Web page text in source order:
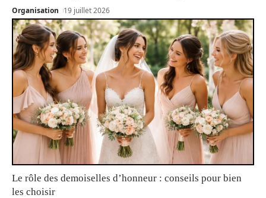
Organisation 19 juillet 2026
Le rôle des demoiselles d’honneur : conseils pour bien
les choisir